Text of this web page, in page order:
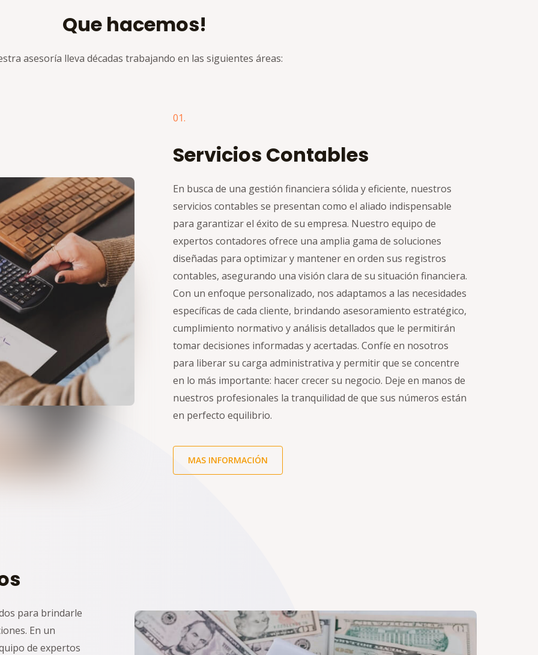
Que hacemos!
asesoría lleva décadas trabajando en las siguientes áreas:
01.
Servicios Contables
En busca de una gestión financiera sólida y eficiente, nuestros
servicios contables se presentan como el aliado indispensable
para garantizar el éxito de su empresa. Nuestro equipo de
expertos contadores ofrece una amplia gama de soluciones
diseñadas para optimizar y mantener en orden sus registros
contables, asegurando una visión clara de su situación financiera.
Con un enfoque personalizado, nos adaptamos a las necesidades
específicas de cada cliente, brindando asesoramiento estratégico,
cumplimiento normativo y análisis detallados que le permitirán
tomar decisiones informadas y acertadas. Confíe en nosotros
para liberar su carga administrativa y permitir que se concentre
en lo más importante: hacer crecer su negocio. Deje en manos de
nuestros profesionales la tranquilidad de que sus números están
en perfecto equilibrio.
MAS INFORMACIÓN
para brindarle
En un
de expertos